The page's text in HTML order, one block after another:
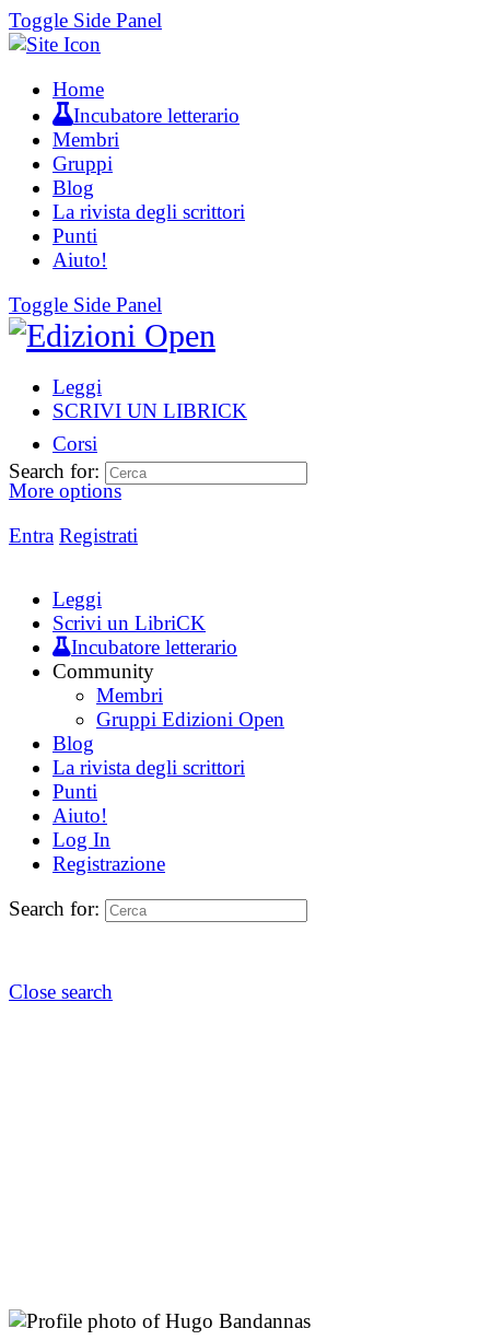
Toggle Side Panel
Home
Incubatore letterario
Membri
Gruppi
Blog
La rivista degli scrittori
Punti
Aiuto!
Toggle Side Panel
Leggi
SCRIVI UN LIBRICK
Corsi
More options
Entra Registrati
Search for:
Leggi
Scrivi un LibriCK
Incubatore letterario
Community
Membri
Gruppi Edizioni Open
Blog
La rivista degli scrittori
Punti
Aiuto!
Log In
Registrazione
Search for:
Close search